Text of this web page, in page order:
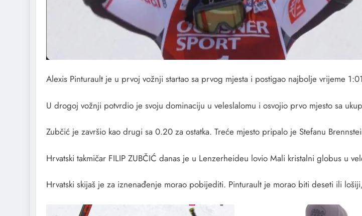
Alexis Pinturault je u prvoj vožnji startao sa prvog mjesta i postigao najbolje vrijeme
U drogoj vožnji potvrdio je svoju dominaciju u veleslalomu i osvojio prvo mjesto sa
Zubčić je završio kao drugi sa 0.20 za ostatka. Treće mjesto pripalo je Stefanu
Hrvatski takmičar FILIP ZUBČIĆ danas je u Lenzerheideu lovio Mali kristalni globus u
Hrvatski skijaš je za iznenađenje morao pobijediti. Pinturault je morao biti deseti ili